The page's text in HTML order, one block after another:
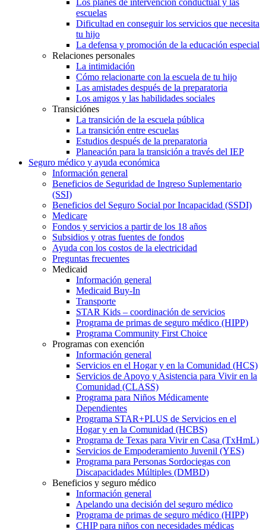
escuelas
Dificultad en conseguir los servicios que necesita
tu hijo
La defensa y promoción de la educación especial
Relaciones personales
La intimidación
Cómo relacionarte con la escuela de tu hijo
Las amistades después de la preparatoria
Los amigos y las habilidades sociales
Transiciónes
La transición de la escuela pública
La transición entre escuelas
Estudios después de la preparatoria
Planeación para la transición a través del IEP
Seguro médico y ayuda económica
Información general
Beneficios de Seguridad de Ingreso Suplementario
(SSI)
Beneficios del Seguro Social por Incapacidad (SSDI)
Medicare
Fondos y servicios a partir de los 18 años
Subsidios y otras fuentes de fondos
Ayuda con los costos de la electricidad
Preguntas frecuentes
Medicaid
Información general
Medicaid Buy-In
Transporte
STAR Kids – coordinación de servicios
Programa de primas de seguro médico (HIPP)
Programa Community First Choice
Programas con exención
Información general
Servicios en el Hogar y en la Comunidad (HCS)
Servicios de Apoyo y Asistencia para Vivir en la
Comunidad (CLASS)
Programa para Niños Médicamente
Dependientes
Programa STAR+PLUS de Servicios en el
Hogar y en la Comunidad (HCBS)
Programa de Texas para Vivir en Casa (TxHmL)
Servicios de Empoderamiento Juvenil (YES)
Programa para Personas Sordociegas con
Discapacidades Múltiples (DMBD)
Beneficios y seguro médico
Información general
Apelando una decisión del seguro médico
Programa de primas de seguro médico (HIPP)
CHIP para niños con necesidades médicas